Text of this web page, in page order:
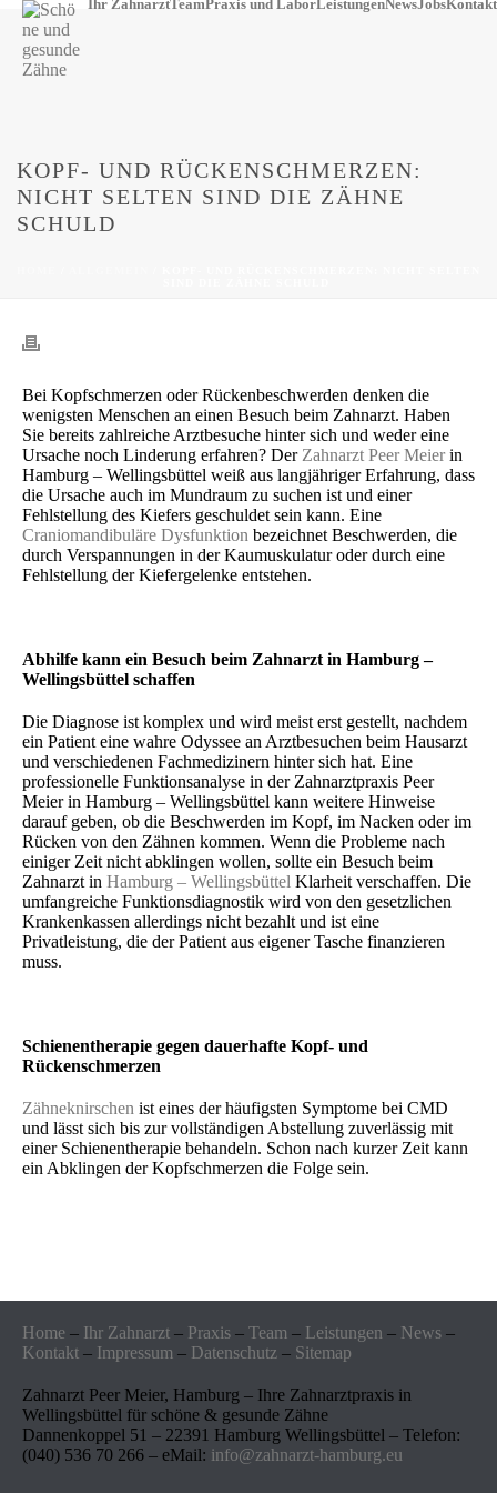
Ihr ZahnarztTeamPraxis und LaborLeistungenNewsJobsKontakt
KOPF- UND RÜCKENSCHMERZEN:
NICHT SELTEN SIND DIE ZÄHNE
SCHULD
Bei Kopfschmerzen oder Rückenbeschwerden denken die
wenigsten Menschen an einen Besuch beim Zahnarzt. Haben
Sie bereits zahlreiche Arztbesuche hinter sich und weder eine
Ursache noch Linderung erfahren? Der Zahnarzt Peer Meierin
Hamburg – Wellingsbüttel weiß aus langjähriger Erfahrung, dass
die Ursache auch im Mundraum zu suchen ist und einer
Fehlstellung des Kiefers geschuldet sein kann. Eine
Craniomandibuläre Dysfunktion bezeichnet Beschwerden, die
durch Verspannungen in der Kaumuskulatur oder durch eine
Fehlstellung der Kiefergelenke entstehen.
Abhilfe kann ein Besuch beim Zahnarzt in Hamburg –
Wellingsbüttel schaffen
Die Diagnose ist komplex und wird meist erst gestellt, nachdem
ein Patient eine wahre Odyssee an Arztbesuchen beim Hausarzt
und verschiedenen Fachmedizinern hinter sich hat. Eine
professionelle Funktionsanalyse in der Zahnarztpraxis Peer
Meier in Hamburg – Wellingsbüttel kann weitere Hinweise
darauf geben, ob die Beschwerden im Kopf, im Nacken oder im
Rücken von den Zähnen kommen. Wenn die Probleme nach
einiger Zeit nicht abklingen wollen, sollte ein Besuch beim
Zahnarzt in Hamburg – Wellingsbüttel Klarheit verschaffen. Die
umfangreiche Funktionsdiagnostik wird von den gesetzlichen
Krankenkassen allerdings nicht bezahlt und ist eine
Privatleistung, die der Patient aus eigener Tasche finanzieren
muss.
Schienentherapie gegen dauerhafte Kopf- und
Rückenschmerzen
Zähneknirschen ist eines der häufigsten Symptome bei CMD
und lässt sich bis zur vollständigen Abstellung zuverlässig mit
einer Schienentherapie behandeln. Schon nach kurzer Zeit kann
ein Abklingen der Kopfschmerzen die Folge sein.
Home – Ihr Zahnarzt – Praxis – Team – Leistungen – News –
Kontakt – Impressum – Datenschutz – Sitemap
Zahnarzt Peer Meier, Hamburg – Ihre Zahnarztpraxis in
Wellingsbüttel für schöne & gesunde Zähne
Dannenkoppel 51 – 22391 Hamburg Wellingsbüttel – Telefon:
(040) 536 70 266 – eMail: info@zahnarzt-hamburg.eu